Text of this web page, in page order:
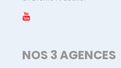
NOS 3 AGENCES